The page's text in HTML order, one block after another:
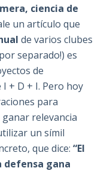
ciencia de
un artículo que
de varios clubes
separado!) es
de
+ D + I. Pero hoy
para
relevancia
un símil
que dice: “El
defensa gana